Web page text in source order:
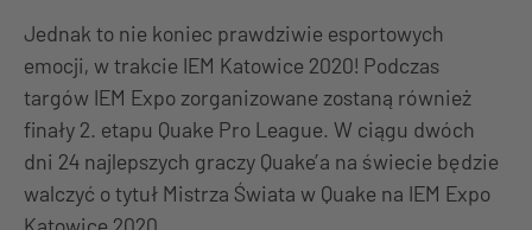
Jednak to nie koniec prawdziwie esportowych
emocji, w trakcie IEM Katowice 2020! Podczas
targów IEM Expo zorganizowane zostaną również
finały 2. etapu Quake Pro League. W ciągu dwóch
dni 24 najlepszych graczy Quake’a na świecie będzie
walczyć o tytuł Mistrza Świata w Quake na IEM Expo